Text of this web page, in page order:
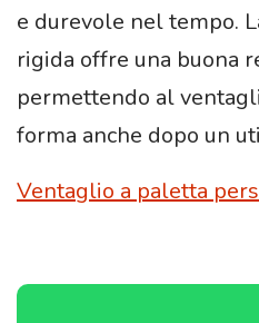
e durevole nel tempo.
rigida offre una buona
permettendo al
forma anche dopo un
Ventaglio a paletta